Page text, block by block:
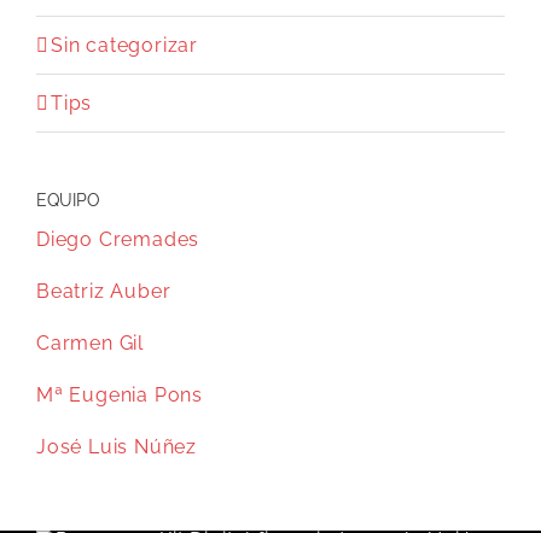
Sin categorizar
Tips
EQUIPO
Diego Cremades
Beatriz Auber
Carmen Gil
Mª Eugenia Pons
José Luis Núñez